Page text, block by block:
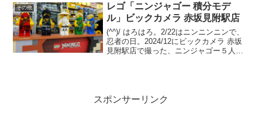
その他
レゴ「ニンジャゴー 積分モデ
ル」ビックカメラ 赤坂見附駅店
(^^)/ はろはろ。2/22はニンニンニンで、
忍者の日。2024/12にビックカメラ 赤坂
見附駅店で撮った、ニンジャゴー５人
スポンサーリンク